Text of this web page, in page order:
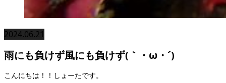
2024.06.21
雨にも負けず風にも負けず(｀・ω・´)
こんにちは！！しょーたです。